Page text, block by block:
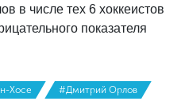
в числе тех 6 хоккеистов
показателя
Хосе
#Дмитрий Орлов